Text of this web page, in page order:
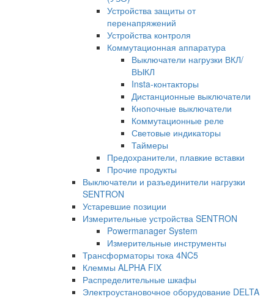
Устройства защиты от
перенапряжений
Устройства контроля
Коммутационная аппаратура
Выключатели нагрузки ВКЛ/
ВЫКЛ
Insta-контакторы
Дистанционные выключатели
Кнопочные выключатели
Коммутационные реле
Световые индикаторы
Таймеры
Предохранители, плавкие вставки
Прочие продукты
Выключатели и разъединители нагрузки
SENTRON
Устаревшие позиции
Измерительные устройства SENTRON
Powermanager System
Измерительные инструменты
Трансформаторы тока 4NC5
Клеммы ALPHA FIX
Распределительные шкафы
Электроустановочное оборудование DELTA